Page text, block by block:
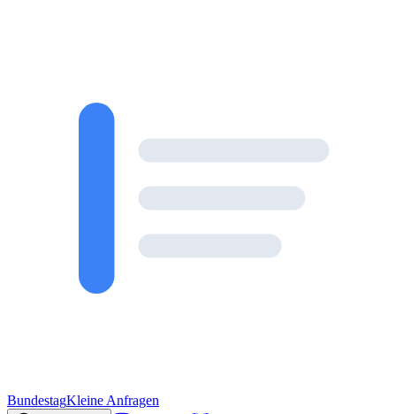
BundestagKleine Anfragen